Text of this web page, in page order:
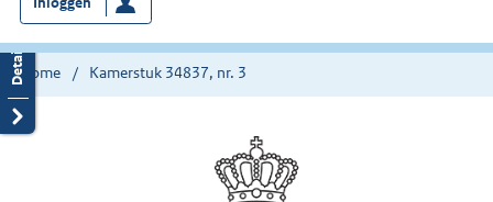
nu
hier:
Home Kamerstuk 34837, nr. 3